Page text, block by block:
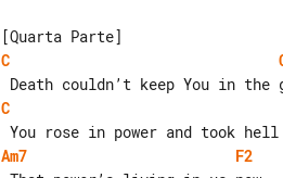
C
C
Am7
F2